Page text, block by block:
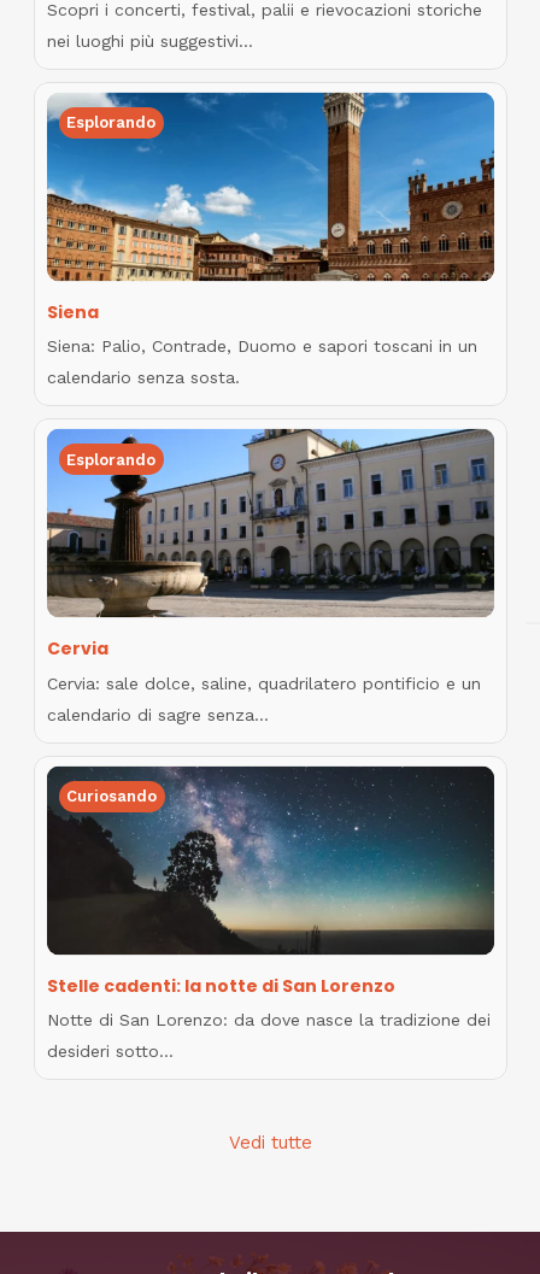
Scopri i concerti, festival, palii e rievocazioni storiche
nei luoghi più suggestivi…
Esplorando
Siena
Siena: Palio, Contrade, Duomo e sapori toscani in un
calendario senza sosta.
Esplorando
Cervia
Cervia: sale dolce, saline, quadrilatero pontificio e un
calendario di sagre senza…
Curiosando
Stelle cadenti: la notte di San Lorenzo
Notte di San Lorenzo: da dove nasce la tradizione dei
desideri sotto…
Vedi tutte